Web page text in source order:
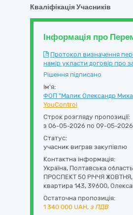
Кваліфікація Учасників
Інформація про
Протокол визначення
намір укласти договір про
Рішення підписано
Ім'я:
ФОП "Малик Олександр
YouControl
Строк розгляду пропозиції:
з 06-05-2026 по 09-05-2026
Статус:
учасник виграв закупівлю
Контактна інформація:
Україна, Полтавська область
ПРОСПЕКТ 50 РІЧЧЯ ЖОВТНЯ,
квартира 143, 39600,
Остаточна пропозиція:
1 340 000 UAH, з ПДВ